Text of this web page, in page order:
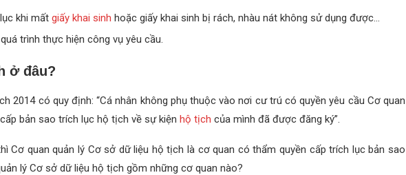
khi mất giấy khai sinh hoặc giấy khai sinh bị rách, nhàu nát không sử dụng được…
trình thực hiện công vụ yêu cầu.
ở đâu?
2014 có quy định: “Cá nhân không phụ thuộc vào nơi cư trú có quyền yêu cầu Cơ quan
bản sao trích lục hộ tịch về sự kiện hộ tịch của mình đã được đăng ký”.
Cơ quan quản lý Cơ sở dữ liệu hộ tịch là cơ quan có thẩm quyền cấp trích lục bản sao
lý Cơ sở dữ liệu hộ tịch gồm những cơ quan nào?